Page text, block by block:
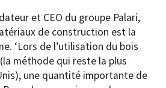
et CEO du groupe Palari,
de construction est la
‘Lors de l’utilisation du bois
méthode qui reste la plus
une quantité importante de